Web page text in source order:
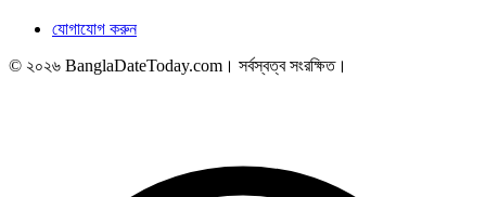
যোগাযোগ করুন
© ২০২৬ BanglaDateToday.com। সর্বস্বত্ব সংরক্ষিত।